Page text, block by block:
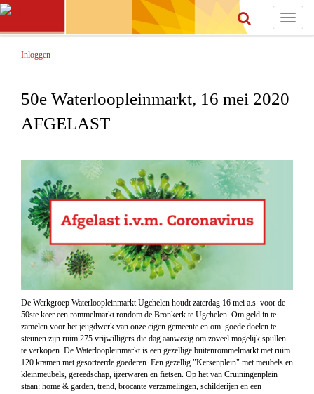
Toggle
Inloggen
50e Waterloopleinmarkt, 16 mei 2020
AFGELAST
De Werkgroep Waterloopleinmarkt Ugchelen houdt zaterdag 16 mei a.s voor de
50ste keer een rommelmarkt rondom de Bronkerk te Ugchelen. Om geld in te
zamelen voor het jeugdwerk van onze eigen gemeente en om goede doelen te
steunen zijn ruim 275 vrijwilligers die dag aanwezig om zoveel mogelijk spullen
te verkopen. De Waterloopleinmarkt is een gezellige buitenrommelmarkt met ruim
120 kramen met gesorteerde goederen. Een gezellig "Kersenplein" met meubels en
kleinmeubels, gereedschap, ijzerwaren en fietsen. Op het van Cruiningenplein
staan: home & garden, trend, brocante verzamelingen, schilderijen en een